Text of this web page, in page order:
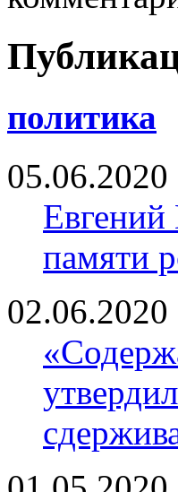
политика
05.06.2020
памяти
02.06.2020